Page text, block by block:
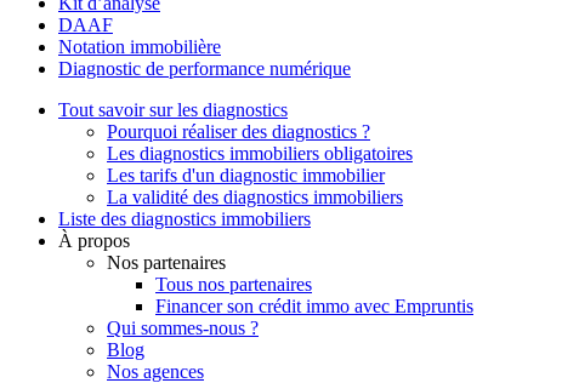
DAAF
Notation immobilière
Diagnostic de performance numérique
Tout savoir sur les diagnostics
Pourquoi réaliser des diagnostics ?
Les diagnostics immobiliers obligatoires
Les tarifs d'un diagnostic immobilier
La validité des diagnostics immobiliers
Liste des diagnostics immobiliers
À propos
Nos partenaires
Tous nos partenaires
Financer son crédit immo avec Empruntis
Qui sommes-nous ?
Blog
Nos agences